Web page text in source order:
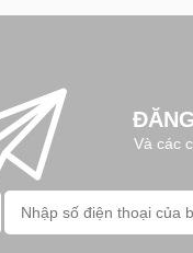
Và các